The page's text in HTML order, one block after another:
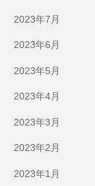
2023年7月
2023年6月
2023年5月
2023年4月
2023年3月
2023年2月
2023年1月